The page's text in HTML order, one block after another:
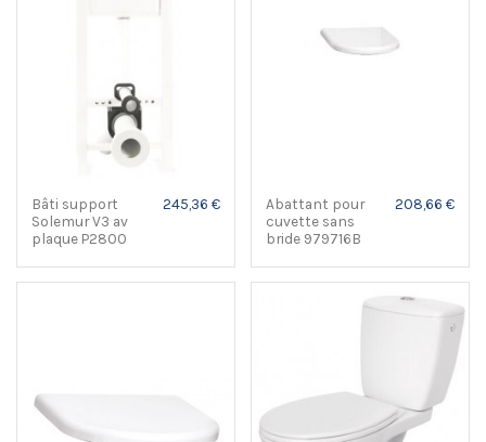
Bâti support
Solemur V3 av
plaque P2800
245,36 €
Abattant pour
cuvette sans
bride 979716B
208,66 €